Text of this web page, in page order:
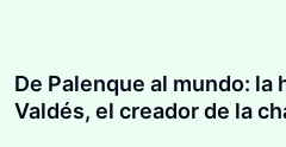
De Palenque al mundo:
Valdés, el creador de la